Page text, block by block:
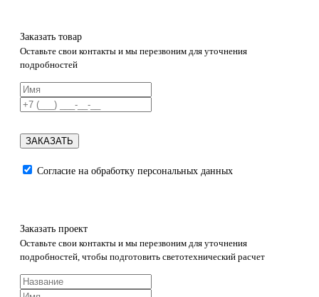
Заказать товар
Оставьте свои контакты и мы перезвоним для уточнения
подробностей
ЗАКАЗАТЬ
Согласие на обработку персональных данных
Заказать проект
Оставьте свои контакты и мы перезвоним для уточнения
подробностей, чтобы подготовить светотехнический расчет